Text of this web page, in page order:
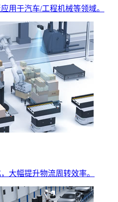
用于汽车/工程机械等领域。
大幅提升物流周转效率。